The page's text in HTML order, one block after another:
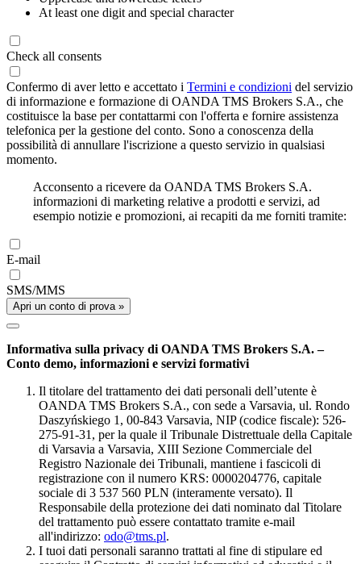
At least one digit and special character
Check all consents
Confermo di aver letto e accettato i Termini e condizioni del servizio
di informazione e formazione di OANDA TMS Brokers S.A., che
costituisce la base per contattarmi con l'offerta e fornire assistenza
telefonica per la gestione del conto. Sono a conoscenza della
possibilità di annullare l'iscrizione a questo servizio in qualsiasi
momento.
Acconsento a ricevere da OANDA TMS Brokers S.A.
informazioni di marketing relative a prodotti e servizi, ad
esempio notizie e promozioni, ai recapiti da me forniti tramite:
E-mail
SMS/MMS
Apri un conto di prova »
Informativa sulla privacy di OANDA TMS Brokers S.A. –
Conto demo, informazioni e servizi formativi
Il titolare del trattamento dei dati personali dell’utente è
OANDA TMS Brokers S.A., con sede a Varsavia, ul. Rondo
Daszyńskiego 1, 00-843 Varsavia, NIP (codice fiscale): 526-
275-91-31, per la quale il Tribunale Distrettuale della Capitale
di Varsavia a Varsavia, XIII Sezione Commerciale del
Registro Nazionale dei Tribunali, mantiene i fascicoli di
registrazione con il numero KRS: 0000204776, capitale
sociale di 3 537 560 PLN (interamente versato). Il
Responsabile della protezione dei dati nominato dal Titolare
del trattamento può essere contattato tramite e-mail
all'indirizzo: odo@tms.pl.
I tuoi dati personali saranno trattati al fine di stipulare ed